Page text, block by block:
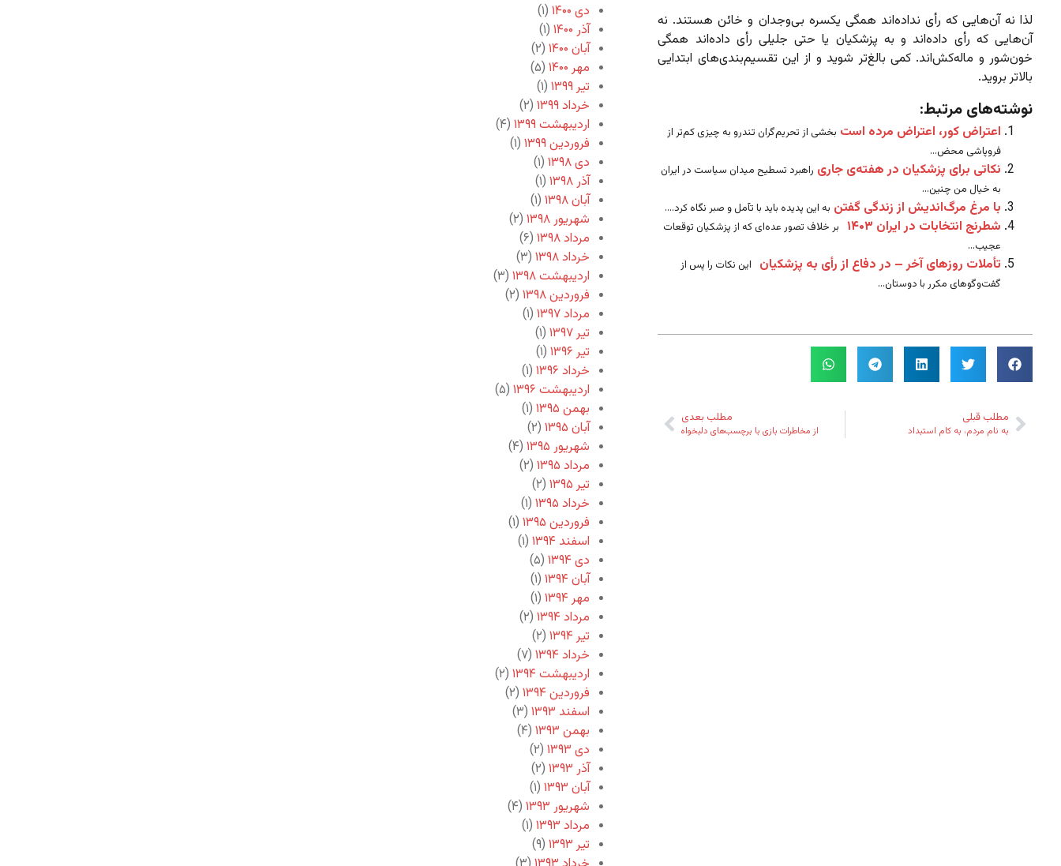
لذا نه آن‌هایی که رأی نداده‌اند همگی یکسره بی‌وجدان و خائن هستند. نه
آن‌هایی که رأی داده‌اند و به پزشکیان یا حتی جلیلی رأی داده‌اند همگی
خون‌شور و ماله‌کش‌اند. کمی بالغ‌تر شوید و از این تقسیم‌بندی‌های ابتدایی
بالاتر بروید.
نوشته‌های مرتبط:
اعتراض کور، اعتراض مرده است بخشی از تحریم‌گران تندرو به چیزی کم‌تر از
فروپاشی محض...
نکاتی برای پزشکیان در هفته‌ی جاری راهبرد تسطیح میدان سیاست در ایران
به خیال من چنین...
با مرغ مرگ‌اندیش از زندگی گفتن به این پدیده باید با تآمل و صبر نگاه کرد....
شطرنج انتخابات در ایران ۱۴۰۳
بر خلاف تصور عده‌ای که از پزشکیان توقعات
عجیب...
تأملات روزهای آخر – در دفاع از رأی به پزشکیان این نکات را پس از
گفت‌وگوهای مکرر با دوستان...
مطلب قبلی
به نام مردم، به کام استبداد
مطلب بعدی
از مخاطرات بازی با برچسب‌های دلبخواه
دی ۱۴۰۰
(۱)
آذر ۱۴۰۰
(۱)
آبان ۱۴۰۰
(۲)
مهر ۱۴۰۰
(۵)
تیر ۱۳۹۹
(۱)
خرداد ۱۳۹۹
(۲)
اردیبهشت ۱۳۹۹
(۴)
فروردین ۱۳۹۹
(۱)
دی ۱۳۹۸
(۱)
آذر ۱۳۹۸
(۱)
آبان ۱۳۹۸
(۱)
شهریور ۱۳۹۸
(۲)
مرداد ۱۳۹۸
(۶)
خرداد ۱۳۹۸
(۳)
اردیبهشت ۱۳۹۸
(۳)
فروردین ۱۳۹۸
(۲)
مرداد ۱۳۹۷
(۱)
تیر ۱۳۹۷
(۱)
تیر ۱۳۹۶
(۱)
خرداد ۱۳۹۶
(۱)
اردیبهشت ۱۳۹۶
(۵)
بهمن ۱۳۹۵
(۱)
آبان ۱۳۹۵
(۲)
شهریور ۱۳۹۵
(۴)
مرداد ۱۳۹۵
(۲)
تیر ۱۳۹۵
(۲)
خرداد ۱۳۹۵
(۱)
فروردین ۱۳۹۵
(۱)
اسفند ۱۳۹۴
(۱)
دی ۱۳۹۴
(۵)
آبان ۱۳۹۴
(۱)
مهر ۱۳۹۴
(۱)
مرداد ۱۳۹۴
(۲)
تیر ۱۳۹۴
(۲)
خرداد ۱۳۹۴
(۷)
اردیبهشت ۱۳۹۴
(۲)
فروردین ۱۳۹۴
(۲)
اسفند ۱۳۹۳
(۳)
بهمن ۱۳۹۳
(۴)
دی ۱۳۹۳
(۲)
آذر ۱۳۹۳
(۲)
آبان ۱۳۹۳
(۱)
شهریور ۱۳۹۳
(۴)
مرداد ۱۳۹۳
(۱)
تیر ۱۳۹۳
(۹)